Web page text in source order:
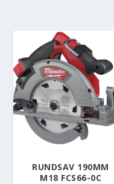
RUNDSAV 190MM
M18 FCS66-0C